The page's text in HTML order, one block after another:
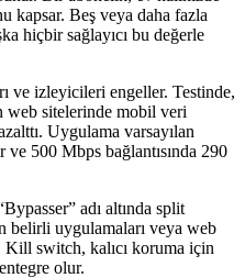
kapsar. Beş veya daha fazla
hiçbir sağlayıcı bu değerle
ve izleyicileri engeller. Testinde,
web sitelerinde mobil veri
Uygulama varsayılan
500 Mbps bağlantısında 290
adı altında split
belirli uygulamaları veya web
switch, kalıcı koruma için
olur.